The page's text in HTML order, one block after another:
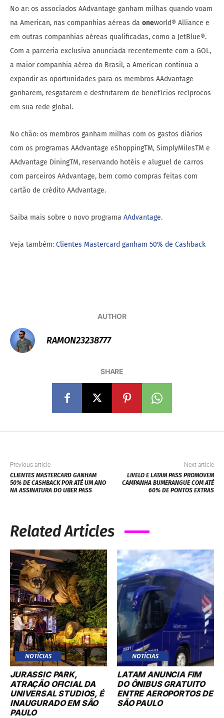
No ar: os associados AAdvantage ganham milhas quando voam
na American, nas companhias aéreas da oneworld® Alliance e
em outras companhias aéreas qualificadas, como a JetBlue®.
Com a parceria exclusiva anunciada recentemente com a GOL,
a maior companhia aérea do Brasil, a American continua a
expandir as oportunidades para os membros AAdvantage
ganharem, resgatarem e desfrutarem de benefícios recíprocos
em sua rede global.
No chão: os membros ganham milhas com os gastos diários
com os programas AAdvantage eShoppingTM, SimplyMilesTM e
AAdvantage DiningTM, reservando hotéis e aluguel de carros
com parceiros AAdvantage, bem como compras feitas com
cartão de crédito AAdvantage.
Saiba mais sobre o novo programa AAdvantage.
Veja também: Clientes Mastercard ganham 50% de Cashback
AUTHOR
RAMON23238777
SHARE
Previous article
CLIENTES MASTERCARD GANHAM
50% DE CASHBACK POR ATÉ UM ANO
NA ASSINATURA DO UBER PASS
Next article
LIVELO E LATAM PASS PROMOVEM
CAMPANHA BUMERANGUE COM ATÉ
60% DE PONTOS EXTRAS
Related Articles
NOTÍCIAS
JURASSIC PARK,
ATRAÇÃO OFICIAL DA
UNIVERSAL STUDIOS, É
INAUGURADO EM SÃO
PAULO
NOTÍCIAS
LATAM ANUNCIA FIM
DO ÔNIBUS GRATUITO
ENTRE AEROPORTOS DE
SÃO PAULO